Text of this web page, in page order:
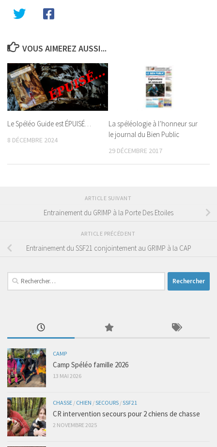
VOUS AIMEREZ AUSSI...
Le Spéléo Guide est ÉPUISÉ…
8 DÉCEMBRE 2024
La spéléologie à l’honneur sur
le journal du Bien Public
29 DÉCEMBRE 2017
ARTICLE SUIVANT
Entrainement du GRIMP à la Porte Des Etoiles
ARTICLE PRÉCÉDENT
Entrainement du SSF21 conjointement au GRIMP à la CAP
Rechercher :
CAMP
Camp Spéléo famille 2026
13 MAI 2026
CHASSE / CHIEN /SECOURS /SSF21
CR intervention secours pour 2 chiens de chasse
2 NOVEMBRE 2025